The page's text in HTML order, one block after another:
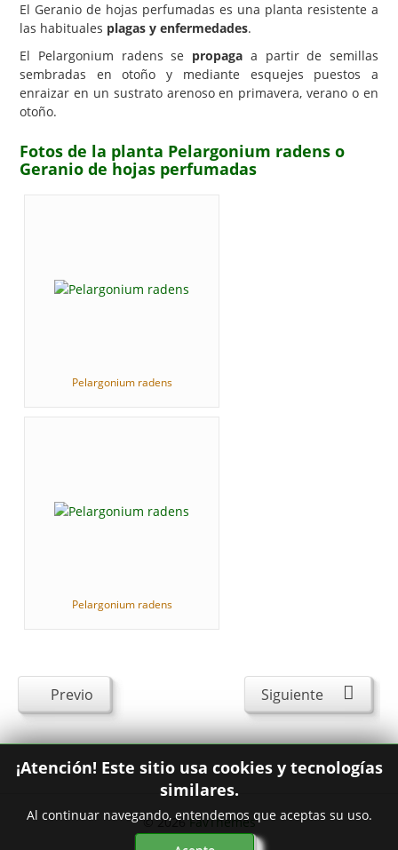
El Geranio de hojas perfumadas es una planta resistente a
las habituales plagas y enfermedades.
El Pelargonium radens se propaga a partir de semillas
sembradas en otoño y mediante esquejes puestos a
enraizar en un sustrato arenoso en primavera, verano o en
otoño.
Fotos de la planta Pelargonium radens o
Geranio de hojas perfumadas
Pelargonium radens
Pelargonium radens
Previo Siguiente
© 2026FavThemes
¡Atención! Este sitio usa cookies y tecnologías
similares.
Al continuar navegando, entendemos que aceptas su uso.